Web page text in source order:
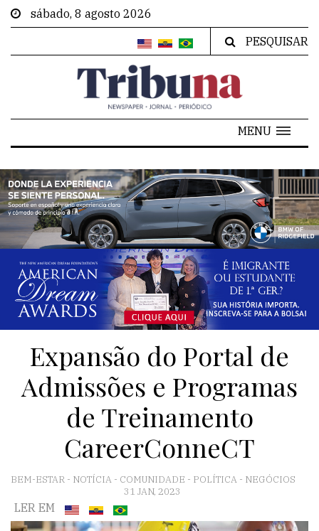
sábado, 8 agosto 2026
PESQUISAR
MENU
Expansão do Portal de
Admissões e Programas
de Treinamento
CareerConneCT
BEM-ESTAR - NOTÍCIA - COMUNIDADE - POLÍTICA - NEGÓCIOS
31 JAN, 2023
LER EM